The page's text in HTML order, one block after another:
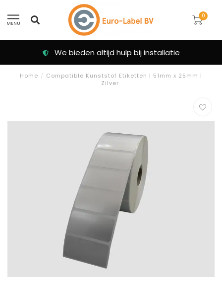
MENU
0
We bieden altijd hulp bij installatie
Home / Compatible Kunststof Etiketten | 51mm x 25mm |
Zilver